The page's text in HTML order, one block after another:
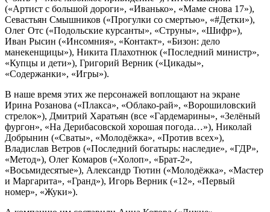
(«Артист с большой дороги», «Иванько», «Маме снова 17»),
Севастьян Смышников («Прогулки со смертью», «#Детки»),
Олег Отс («Подольские курсанты», «Струны», «Шифр»),
Иван Рысин («Инсомния», «Контакт», «Бизон: дело
манекенщицы»), Никита Плахотнюк («Последний министр»,
«Купцы и дети»), Григорий Верник («Цикады»,
«Содержанки», «Игры»).
В наше время этих же персонажей воплощают на экране
Ирина Розанова («Плакса», «Облако-рай», «Ворошиловский
стрелок»), Дмитрий Харатьян (все «Гардемарины», «Зелёный
фургон», «На Дерибасовской хорошая погода…»), Николай
Добрынин («Сваты», «Молодёжка», «Против всех»),
Владислав Ветров («Последний богатырь: наследие», «ГДР»,
«Метод»), Олег Комаров («Холоп», «Брат-2»,
«Восьмидесятые»), Александр Тютин («Молодёжка», «Мастер
и Маргарита», «Гранд»), Игорь Верник («12», «Первый
номер», «Жуки»).